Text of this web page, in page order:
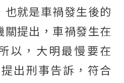
就是車禍發生後的
提出，車禍發生在
以，大明最慢要在
出刑事告訴，符合